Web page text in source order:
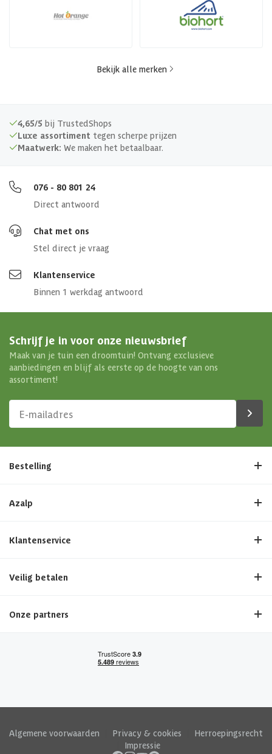
Bekijk alle merken
4,65/5 bij TrustedShops
Luxe assortiment tegen scherpe prijzen
Maatwerk: We maken het betaalbaar.
076 - 80 801 24
Direct antwoord
Chat met ons
Stel direct je vraag
Klantenservice
Binnen 1 werkdag antwoord
Schrijf je in voor onze nieuwsbrief
Maak van je tuin een droomtuin! Ontvang exclusieve
aanbiedingen en blijf als eerste op de hoogte van ons
assortiment!
Bestelling
Azalp
Klantenservice
Veilig betalen
Onze partners
Algemene voorwaarden Privacy & cookies
Herroepingsrecht
Impressie